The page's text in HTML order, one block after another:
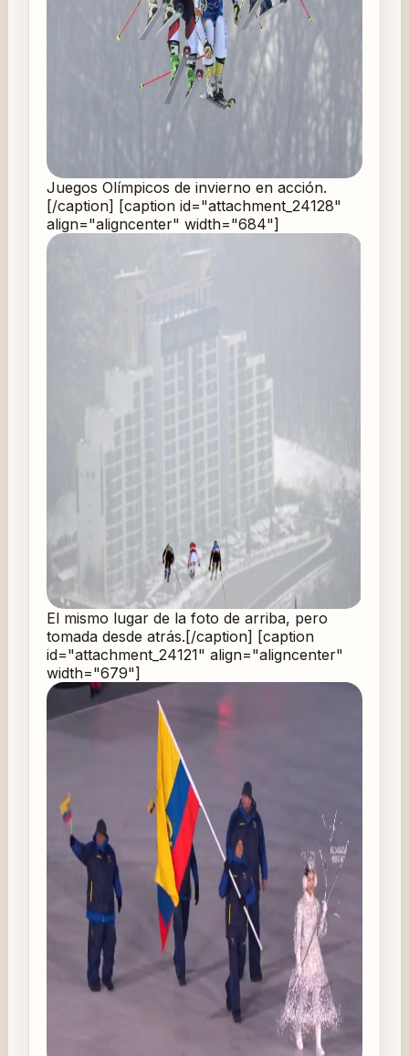
Juegos Olímpicos de invierno en acción.
[/caption] [caption id="attachment_24128"
align="aligncenter" width="684"]
El mismo lugar de la foto de arriba, pero
tomada desde atrás.[/caption] [caption
id="attachment_24121" align="aligncenter"
width="679"]